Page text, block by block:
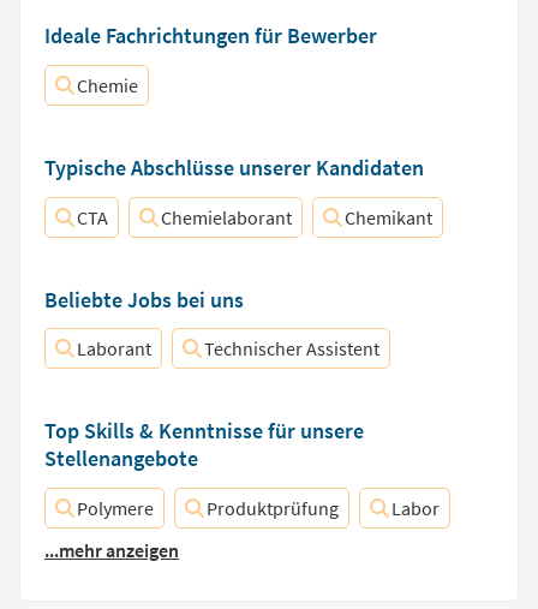
Ideale Fachrichtungen für Bewerber
Chemie
Typische Abschlüsse unserer Kandidaten
CTA Chemielaborant Chemikant
Beliebte Jobs bei uns
Laborant Technischer Assistent
Top Skills & Kenntnisse für unsere
Stellenangebote
Polymere Produktprüfung
Labor
...mehr anzeigen